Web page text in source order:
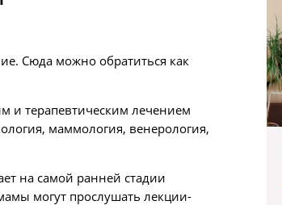
Сюда можно обратиться как
и терапевтическим лечением
маммология, венерология,
на самой ранней стадии
могут прослушать лекции-